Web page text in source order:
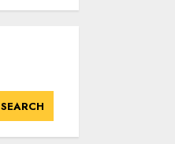
SEARCH